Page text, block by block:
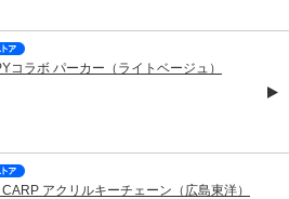
コラボ パーカー（ライトベージュ）
アクリルキーチェーン（広島東洋）